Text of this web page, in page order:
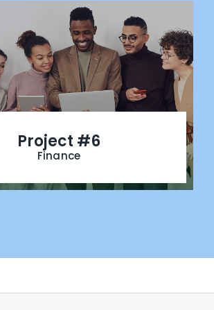
Project #6
Finance